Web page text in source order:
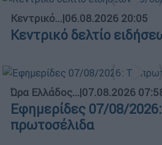
Κεντρικό...|06.08.2026 20:05
Κεντρικό δελτίο
Ώρα Ελλάδος...|07.08.2026
Εφημερίδες 07/08/
πρωτοσέλιδα